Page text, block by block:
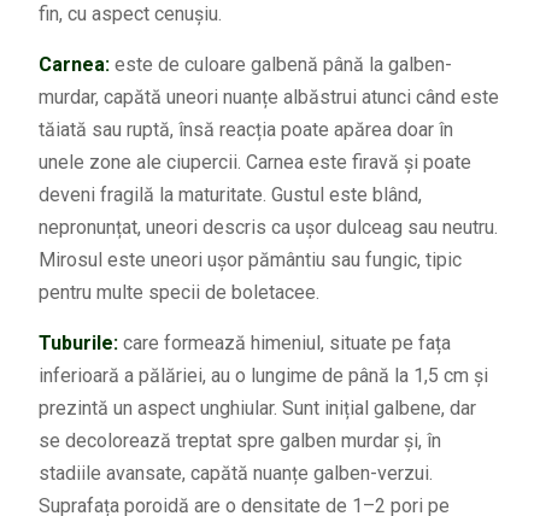
fin, cu aspect cenușiu.
Carnea:este de culoare galbenă până la galben-
murdar, capătă uneori nuanțe albăstrui atunci când este
tăiată sau ruptă, însă reacția poate apărea doar în
unele zone ale ciupercii. Carnea este firavă și poate
deveni fragilă la maturitate. Gustul este blând,
nepronunțat, uneori descris ca ușor dulceag sau neutru.
Mirosul este uneori ușor pământiu sau fungic, tipic
pentru multe specii de boletacee.
Tuburile: care formează himeniul, situate pe fața
inferioară a pălăriei, au o lungime de până la 1,5 cm și
prezintă un aspect unghiular. Sunt inițial galbene, dar
se decolorează treptat spre galben murdar și, în
stadiile avansate, capătă nuanțe galben-verzui.
Suprafața poroidă are o densitate de 1–2 pori pe